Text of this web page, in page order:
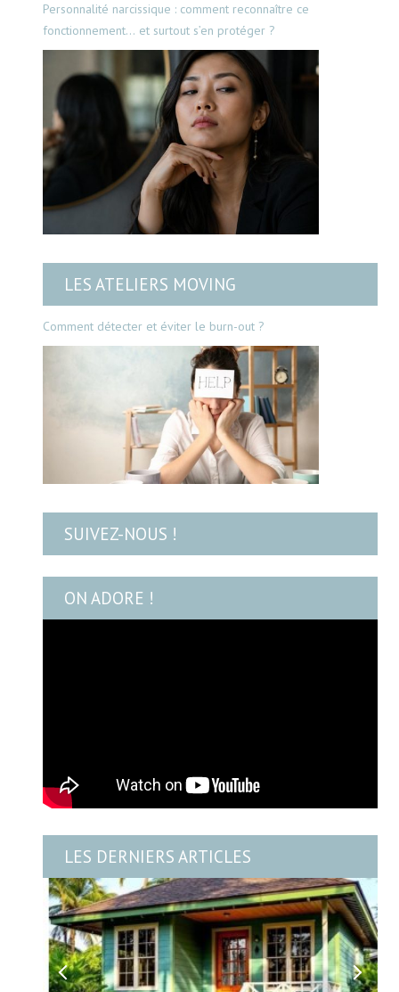
Personnalité narcissique : comment reconnaître ce
fonctionnement… et surtout s’en protéger ?
LES ATELIERS MOVING
Comment détecter et éviter le burn-out ?
SUIVEZ-NOUS !
ON ADORE !
LES DERNIERS ARTICLES